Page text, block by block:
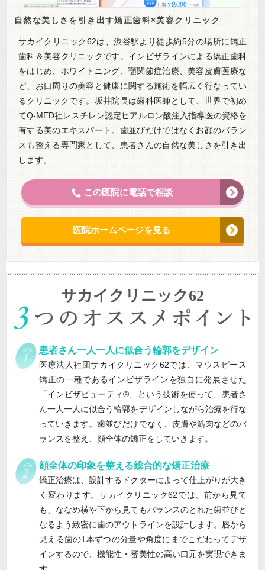
自然な美しさを引き出す矯正歯科×美容クリニック
サカイクリニック62は、渋谷駅より徒歩約5分の場所に矯正
歯科＆美容クリニックです。インビザラインによる矯正歯科
をはじめ、ホワイトニング、顎関節症治療、美容皮膚医療な
ど、お口周りの美容と健康に関する施術を幅広く行なってい
るクリニックです。坂井院長は歯科医師として、世界で初め
てQ-MED社レスチレン認定ヒアルロン酸注入指導医の資格を
有する美のエキスパート。歯並びだけではなくお顔のバラン
スも整える専門家として、患者さんの自然な美しさを引き出
します。
この医院に電話で相談
医院ホームページを見る
サカイクリニック62
患者さん一人一人に似合う輪郭をデザイン
医療法人社団サカイクリニック62では、マウスピース
矯正の一種であるインビザラインを独自に発展させた
「インビザビューティ®」という技術を使って、患者さ
ん一人一人に似合う輪郭をデザインしながら治療を行な
っていきます。歯並びだけでなく、皮膚や筋肉などのバ
ランスを整え、顔全体の矯正をしていきます。
顔全体の印象を整える総合的な矯正治療
矯正治療は、設計するドクターによって仕上がりが大き
く変わります。サカイクリニック62では、前から見て
も、ななめ横や下から見てもバランスのとれた歯並びと
なるよう緻密に歯のアウトラインを設計します。唇から
見える歯の1本ずつの分量や角度にまでこだわってデザ
インするので、機能性・審美性の高い口元を実現できま